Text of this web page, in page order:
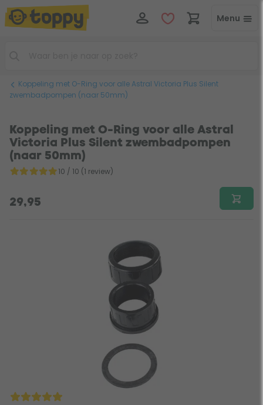
Menu
Koppeling met O-Ring voor alle Astral Victoria Plus Silent
zwembadpompen (naar 50mm)
Koppeling met O-Ring voor alle Astral
Victoria Plus Silent zwembadpompen
(naar 50mm)
10 / 10 (1 review)
29,95